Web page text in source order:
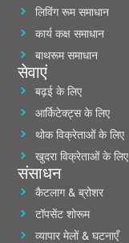
लिविंग रूम समाधान
कार्य कक्ष समाधान
बाथरूम समाधान
सेवाएं
बढ़ई के लिए
आर्किटेक्ट्स के लिए
थोक विक्रेताओं के लिए
खुदरा विक्रेताओं के लिए
संसाधन
कैटलाग & ब्रोशर
टॉपसेंट शोरूम
व्यापार मेलों & घटनाएँ